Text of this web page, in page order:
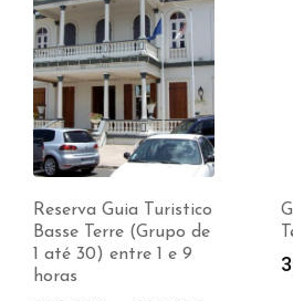
de
1 e 9
Guia Privado Basse
Terre *** (2h)
309.00